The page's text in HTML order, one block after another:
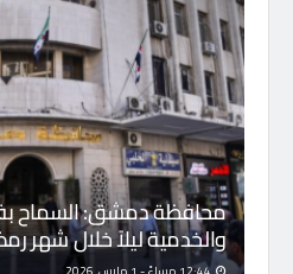
محافظة دمشق: السماح
والخدمية ليلاً خلال شهر